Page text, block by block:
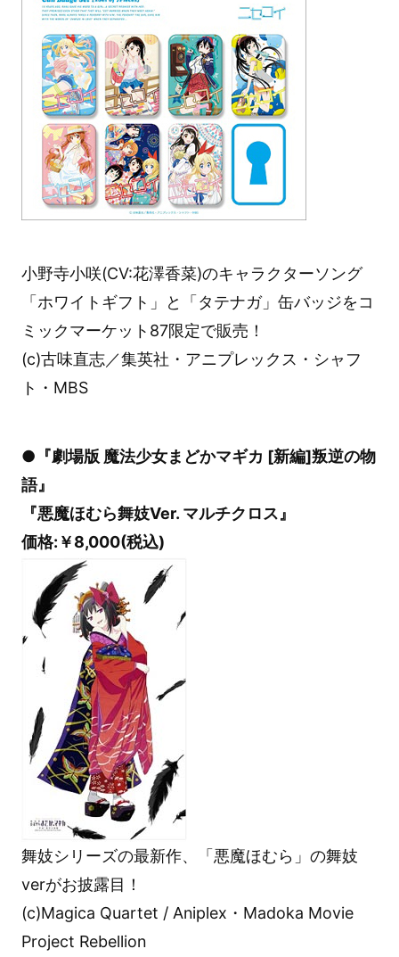
小野寺小咲(CV:花澤香菜)のキャラクターソング
「ホワイトギフト」と「タテナガ」缶バッジをコ
ミックマーケット87限定で販売！
(c)古味直志／集英社・アニプレックス・シャフ
ト・MBS
●『劇場版 魔法少女まどかマギカ [新編]叛逆の物
語』
『悪魔ほむら舞妓Ver. マルチクロス』
価格:￥8,000(税込)
舞妓シリーズの最新作、「悪魔ほむら」の舞妓
verがお披露目！
(c)Magica Quartet / Aniplex・Madoka Movie
Project Rebellion